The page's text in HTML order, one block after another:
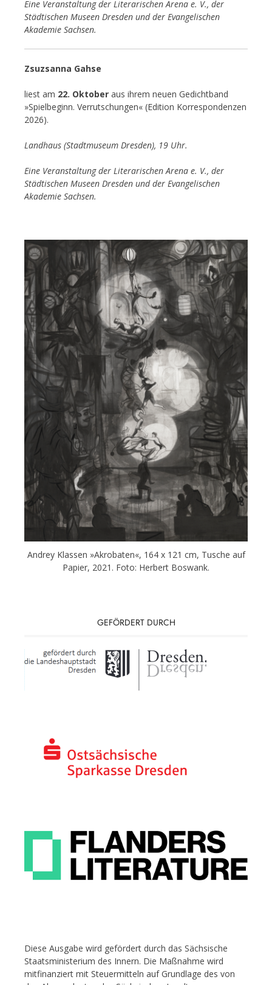
Eine Veranstaltung der Literarischen Arena e. V., der
Städtischen Museen Dresden und der Evangelischen
Akademie Sachsen.
Zsuzsanna Gahse
liest am 22. Oktober aus ihrem neuen Gedichtband
»Spielbeginn. Verrutschungen« (Edition Korrespondenzen
2026).
Landhaus (Stadtmuseum Dresden), 19 Uhr.
Eine Veranstaltung der Literarischen Arena e. V., der
Städtischen Museen Dresden und der Evangelischen
Akademie Sachsen.
Andrey Klassen »Akrobaten«, 164 x 121 cm, Tusche auf
Papier, 2021. Foto: Herbert Boswank.
GEFÖRDERT DURCH
Diese Ausgabe wird gefördert durch das Sächsische
Staatsministerium des Innern. Die Maßnahme wird
mitfinanziert mit Steuermitteln auf Grundlage des von